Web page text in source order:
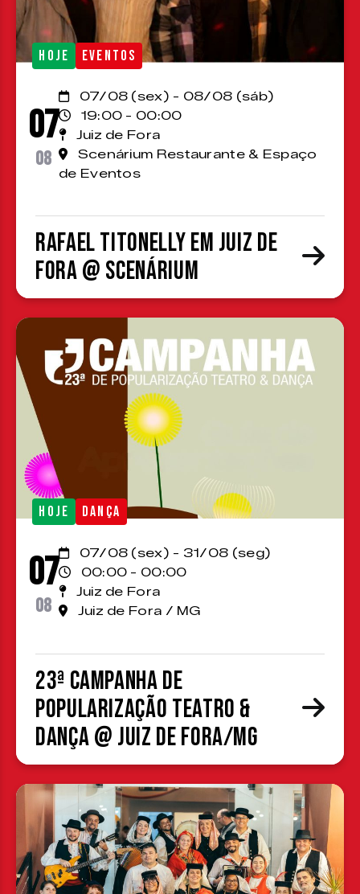
HOJE EVENTOS
07
08
07/08 (sex) - 08/08 (sáb)
19:00 - 00:00
Juiz de Fora
Scenárium Restaurante & Espaço
de Eventos
Rafael Titonelly em Juiz de
Fora @ Scenárium
HOJE DANÇA
07
08
07/08 (sex) - 31/08 (seg)
00:00 - 00:00
Juiz de Fora
Juiz de Fora / MG
23ª Campanha de
Popularização Teatro &
Dança @ Juiz de Fora/MG